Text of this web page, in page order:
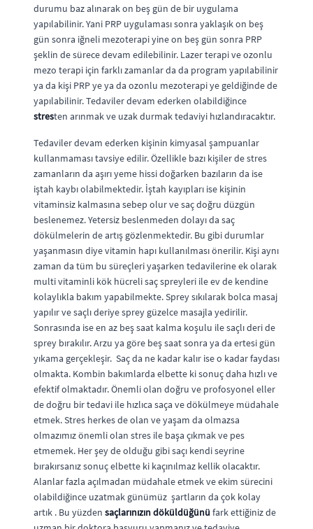
durumu baz alınarak on beş gün de bir uygulama
yapılabilinir. Yani PRP uygulaması sonra yaklaşık on beş
gün sonra iğneli mezoterapi yine on beş gün sonra PRP
şeklin de sürece devam edilebilinir. Lazer terapi ve ozonlu
mezo terapi için farklı zamanlar da da program yapılabilinir
ya da kişi PRP ye ya da ozonlu mezoterapi ye geldiğinde de
yapılabilinir. Tedaviler devam ederken olabildiğince
stresten arınmak ve uzak durmak tedaviyi hızlandıracaktır.
Tedaviler devam ederken kişinin kimyasal şampuanlar
kullanmaması tavsiye edilir. Özellikle bazı kişiler de stres
zamanların da aşırı yeme hissi doğarken bazıların da ise
iştah kaybı olabilmektedir. İştah kayıpları ise kişinin
vitaminsiz kalmasına sebep olur ve saç doğru düzgün
beslenemez. Yetersiz beslenmeden dolayı da saç
dökülmelerin de artış gözlenmektedir. Bu gibi durumlar
yaşanmasın diye vitamin hapı kullanılması önerilir. Kişi aynı
zaman da tüm bu süreçleri yaşarken tedavilerine ek olarak
multi vitaminli kök hücreli saç spreyleri ile ev de kendine
kolaylıkla bakım yapabilmekte. Sprey sıkılarak bolca masaj
yapılır ve saçlı deriye sprey güzelce masajla yedirilir.
Sonrasında ise en az beş saat kalma koşulu ile saçlı deri de
sprey bırakılır. Arzu ya göre beş saat sonra ya da ertesi gün
yıkama gerçekleşir. Saç da ne kadar kalır ise o kadar faydası
olmakta. Kombin bakımlarda elbette ki sonuç daha hızlı ve
efektif olmaktadır. Önemli olan doğru ve profosyonel eller
de doğru bir tedavi ile hızlıca saça ve dökülmeye müdahale
etmek. Stres herkes de olan ve yaşam da olmazsa
olmazımız önemli olan stres ile başa çıkmak ve pes
etmemek. Her şey de olduğu gibi saçı kendi seyrine
bırakırsanız sonuç elbette ki kaçınılmaz kellik olacaktır.
Alanlar fazla açılmadan müdahale etmek ve ekim sürecini
olabildiğince uzatmak günümüz şartların da çok kolay
artık . Bu yüzden saçlarınızın döküldüğünü fark ettiğiniz de